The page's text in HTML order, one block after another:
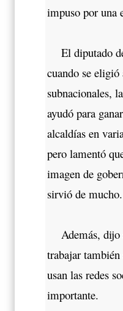
impuso por una
El diputado
cuando se eligió
subnacionales,
ayudó para
alcaldías en
pero lamentó
imagen de
sirvió de mucho.
Además, dijo
trabajar
usan las redes
importante.